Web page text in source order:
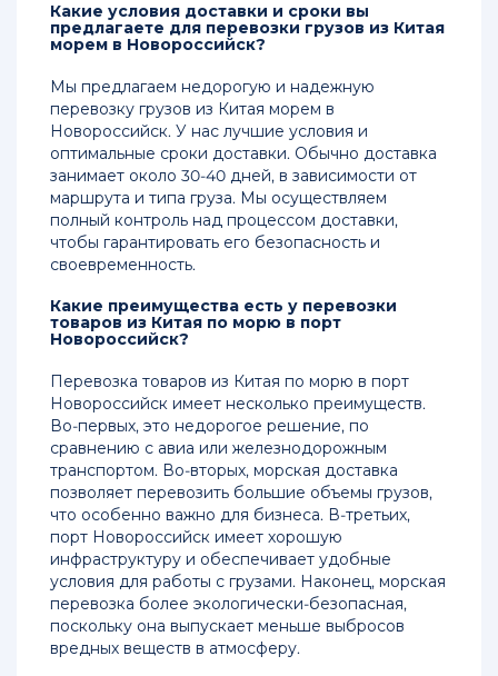
Какие условия доставки и сроки вы
предлагаете для перевозки грузов из Китая
морем в Новороссийск?
Мы предлагаем недорогую и надежную
перевозку грузов из Китая морем в
Новороссийск. У нас лучшие условия и
оптимальные сроки доставки. Обычно доставка
занимает около 30-40 дней, в зависимости от
маршрута и типа груза. Мы осуществляем
полный контроль над процессом доставки,
чтобы гарантировать его безопасность и
своевременность.
Какие преимущества есть у перевозки
товаров из Китая по морю в порт
Новороссийск?
Перевозка товаров из Китая по морю в порт
Новороссийск имеет несколько преимуществ.
Во-первых, это недорогое решение, по
сравнению с авиа или железнодорожным
транспортом. Во-вторых, морская доставка
позволяет перевозить большие объемы грузов,
что особенно важно для бизнеса. В-третьих,
порт Новороссийск имеет хорошую
инфраструктуру и обеспечивает удобные
условия для работы с грузами. Наконец, морская
перевозка более экологически-безопасная,
поскольку она выпускает меньше выбросов
вредных веществ в атмосферу.